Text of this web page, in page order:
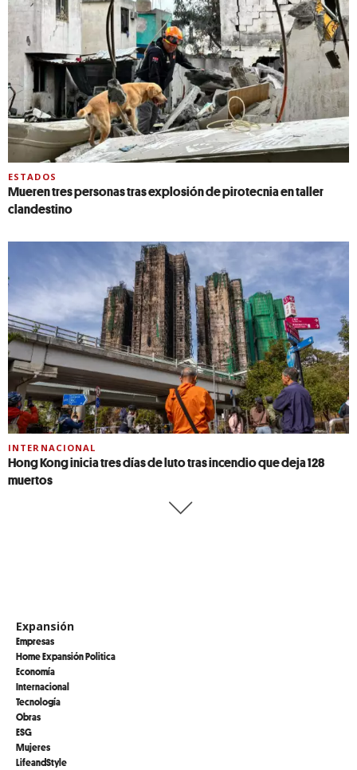
ESTADOS
Mueren tres personas tras explosión de pirotecnia en taller
clandestino
INTERNACIONAL
Hong Kong inicia tres días de luto tras incendio que deja 128
muertos
Expansión
Empresas
Home Expansión Politica
Economía
Internacional
Tecnología
Obras
ESG
Mujeres
LifeandStyle